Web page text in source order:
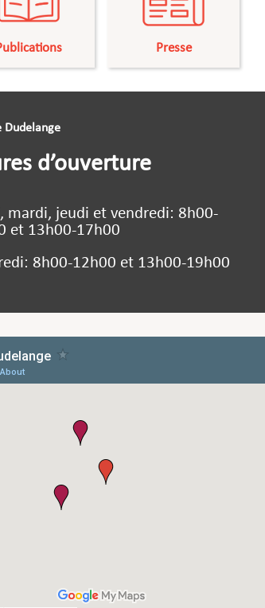
Presse
Dudelange
d’ouverture
mardi, jeudi et vendredi: 8h00-
et 13h00-17h00
8h00-12h00 et 13h00-19h00